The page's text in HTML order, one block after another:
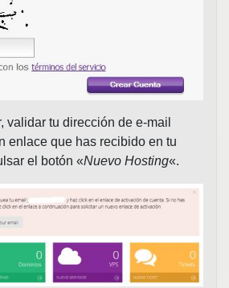
validar tu dirección de e-mail
enlace que has recibido en tu
el botón «Nuevo Hosting«.